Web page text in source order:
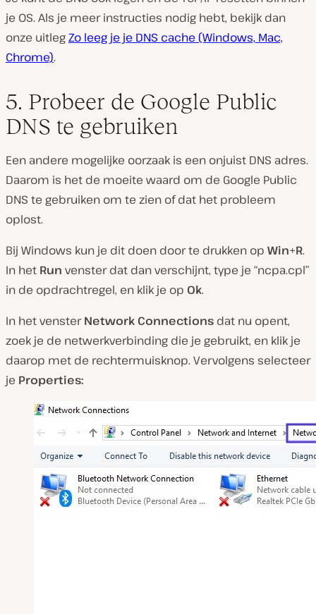
je OS. Als je meer instructies nodig hebt, bekijk dan
onze uitlegZo leeg je je DNS cache (Windows, Mac,
Chrome).
5. Probeer de Google Public
DNS te gebruiken
Een andere mogelijke oorzaak is een onjuist DNS adres.
Daarom is het de moeite waard om de Google Public
DNS te gebruiken om te zien of dat het probleem
oplost.
Bij Windows kun je dit doen door te drukken op Win+R.
In het Run venster dat dan verschijnt, type je “ncpa.cpl”
in de opdrachtregel, en klik je op Ok.
In het vensterNetwork Connections dat nu opent,
zoek je de netwerkverbinding die je gebruikt, en klik je
daarop met de rechtermuisknop. Vervolgens selecteer
je Properties: